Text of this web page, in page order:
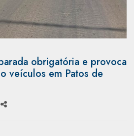
obrigatória e provoca
veículos em Patos de